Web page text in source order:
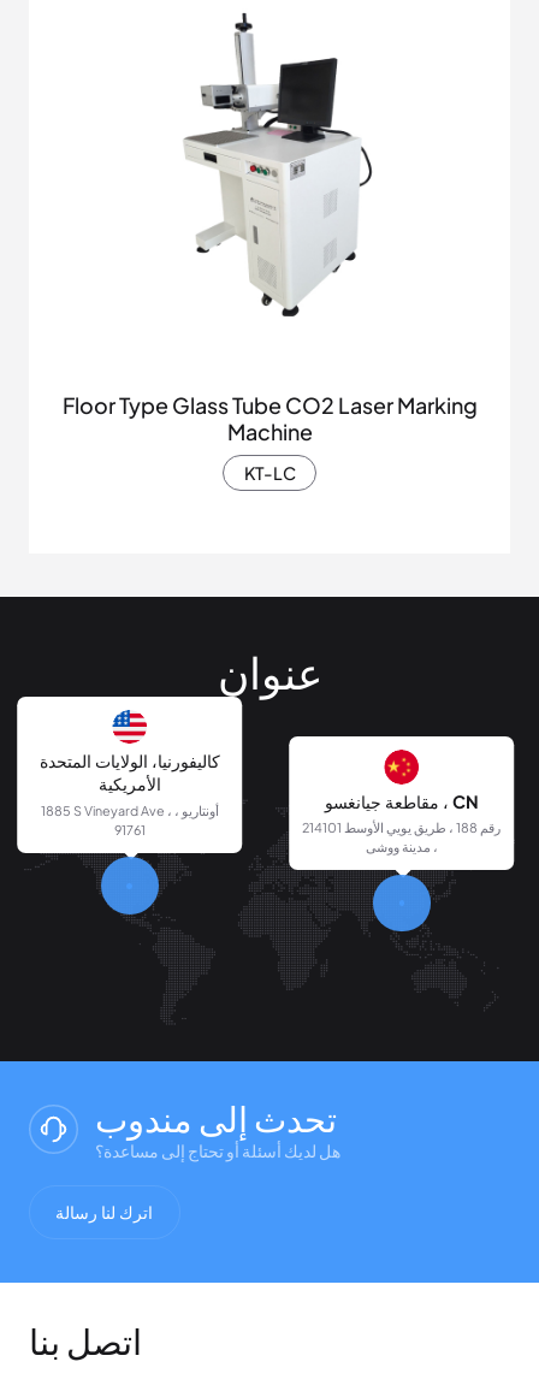
Floor Type Glass Tube CO2 Laser Marking
Machine
KT-LC
عنوان
كاليفورنيا، الولايات المتحدة
الأمريكية
1885 S Vineyard Ave ، أونتاريو ،
91761
مقاطعة جيانغسو ، CN
214101 رقم 188 ، طريق يويي الأوسط
، مدينة ووشى
تحدث إلى مندوب
هل لديك أسئلة أو تحتاج إلى مساعدة؟
اترك لنا رسالة
اتصل بنا